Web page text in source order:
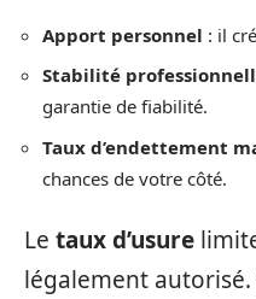
Apport personnel : il
Stabilité
garantie de fiabilité.
Taux d’endettement
chances de votre côté.
Le taux d’usure
légalement